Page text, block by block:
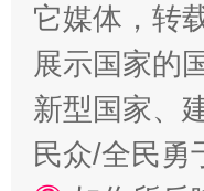
漫山遍野的桃花与雪
它媒体，转
展示国家的
新型国家、
民众/全民勇